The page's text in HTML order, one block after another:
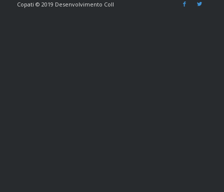
Copati © 2019 Desenvolvimento Coll